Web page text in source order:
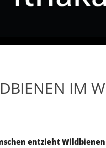
IM
entzieht